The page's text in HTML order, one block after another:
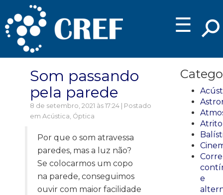
☰
Som passando
pela parede
8 de setembro, 2021 às 17:24 | Postado
em Acústica, Óptica
Por que o som atravessa
paredes, mas a luz não?
Se colocarmos um copo
na parede, conseguimos
ouvir com maior facilidade
Atrito
e